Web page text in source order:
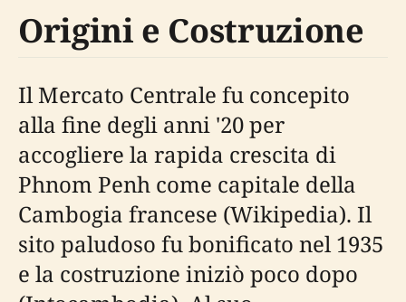
Origini e Costruzione
Il Mercato Centrale fu concepito
alla fine degli anni '20 per
accogliere la rapida crescita di
Phnom Penh come capitale della
Cambogia francese (Wikipedia). Il
sito paludoso fu bonificato nel 1935
e la costruzione iniziò poco dopo